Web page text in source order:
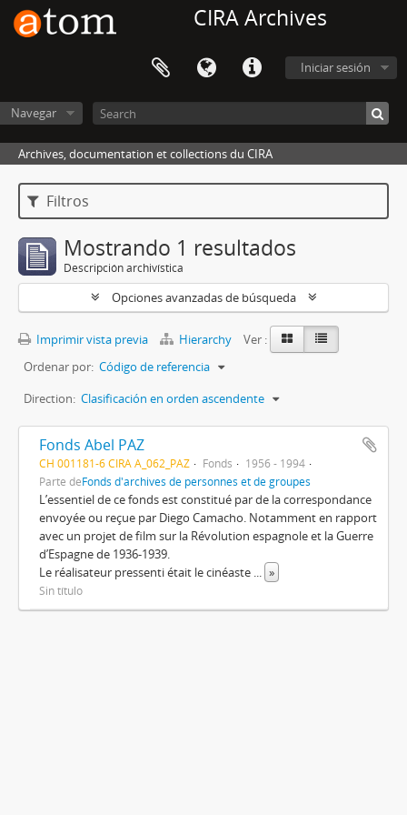
CIRA Archives
Iniciar sesión
Navegar
Archives, documentation et collections du CIRA
Filtros
Mostrando 1 resultados
Descripción archivística
Opciones avanzadas de búsqueda
Imprimir vista previa Hierarchy
Ver :
Ordenar por: Código de referencia
Direction: Clasificación en orden ascendente
Fonds Abel PAZ
CH 001181-6 CIRA A_062_PAZ Fonds
1956 - 1994
Parte deFonds d'archives de personnes et de groupes
L’essentiel de ce fonds est constitué par de la correspondance
envoyée ou reçue par Diego Camacho. Notamment en rapport
avec un projet de film sur la Révolution espagnole et la Guerre
d’Espagne de 1936-1939.
Le réalisateur pressenti était le cinéaste ... »
Sin título